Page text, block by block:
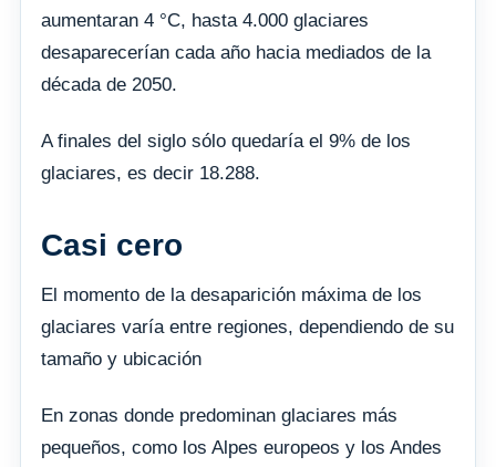
aumentaran 4 °C, hasta 4.000 glaciares
desaparecerían cada año hacia mediados de la
década de 2050.
A finales del siglo sólo quedaría el 9% de los
glaciares, es decir 18.288.
Casi cero
El momento de la desaparición máxima de los
glaciares varía entre regiones, dependiendo de su
tamaño y ubicación
En zonas donde predominan glaciares más
pequeños, como los Alpes europeos y los Andes